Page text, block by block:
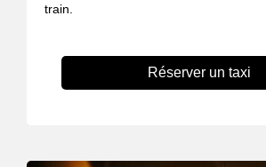
train.
Réserver un taxi